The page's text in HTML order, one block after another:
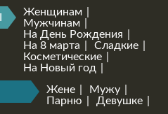
Женщинам
Мужчинам
На День Рождения
На 8 марта
Сладкие
Косметические
На Новый год
Жене
Мужу
Парню
Девушке